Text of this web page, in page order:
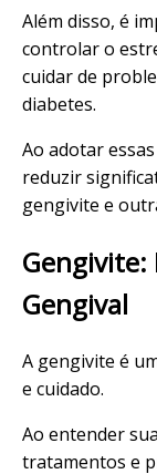
Além disso, é
controlar o
cuidar de
diabetes.
Ao adotar
reduzir
gengivite e
Gengivite:
Gengival
A gengivite é
e cuidado.
Ao entender
tratamentos e